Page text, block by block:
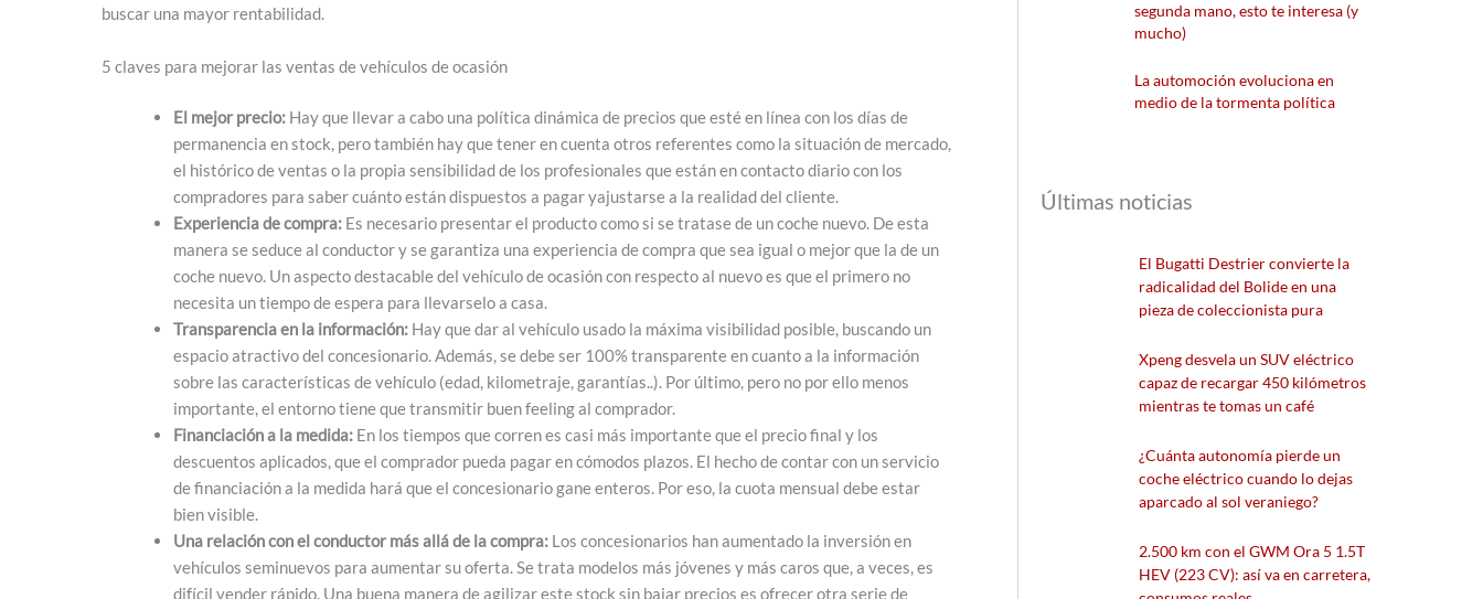
buscar una mayor rentabilidad.
5 claves para mejorar las ventas de vehículos de ocasión
El mejor precio: Hay que llevar a cabo una política dinámica de precios que esté en línea con los días de
permanencia en stock, pero también hay que tener en cuenta otros referentes como la situación de mercado,
el histórico de ventas o la propia sensibilidad de los profesionales que están en contacto diario con los
compradores para saber cuánto están dispuestos a pagar yajustarse a la realidad del cliente.
Experiencia de compra: Es necesario presentar el producto como si se tratase de un coche nuevo. De esta
manera se seduce al conductor y se garantiza una experiencia de compra que sea igual o mejor que la de un
coche nuevo. Un aspecto destacable del vehículo de ocasión con respecto al nuevo es que el primero no
necesita un tiempo de espera para llevarselo a casa.
Transparencia en la información: Hay que dar al vehículo usado la máxima visibilidad posible, buscando un
espacio atractivo del concesionario. Además, se debe ser 100% transparente en cuanto a la información
sobre las características de vehículo (edad, kilometraje, garantías..). Por último, pero no por ello menos
importante, el entorno tiene que transmitir buen feeling al comprador.
Financiación a la medida: En los tiempos que corren es casi más importante que el precio final y los
descuentos aplicados, que el comprador pueda pagar en cómodos plazos. El hecho de contar con un servicio
de financiación a la medida hará que el concesionario gane enteros. Por eso, la cuota mensual debe estar
bien visible.
Una relación con el conductor más allá de la compra: Los concesionarios han aumentado la inversión en
vehículos seminuevos para aumentar su oferta. Se trata modelos más jóvenes y más caros que, a veces, es
difícil vender rápido. Una buena manera de agilizar este stock sin bajar precios es ofrecer otra serie de
segunda mano, esto te interesa (y
mucho)
La automoción evoluciona en
medio de la tormenta política
Últimas noticias
El Bugatti Destrier convierte la
radicalidad del Bolide en una
pieza de coleccionista pura
Xpeng desvela un SUV eléctrico
capaz de recargar 450 kilómetros
mientras te tomas un café
¿Cuánta autonomía pierde un
coche eléctrico cuando lo dejas
aparcado al sol veraniego?
2.500 km con el GWM Ora 5 1.5T
HEV (223 CV): así va en carretera,